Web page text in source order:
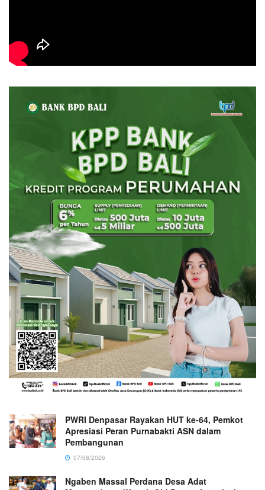
PWRI Denpasar Rayakan HUT ke-64, Pemkot
Apresiasi Peran Purnabakti ASN dalam
Pembangunan
07/08/2026
Ngaben Massal Perdana Desa Adat